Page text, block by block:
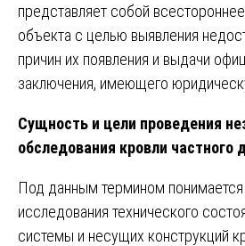
представляет собой
объекта с целью выявления
причин их появления и выдачи
заключения, имеющего
Сущность и цели проведения
обследования кровли частного
Под данным термином
исследования технического
системы и несущих конструкций